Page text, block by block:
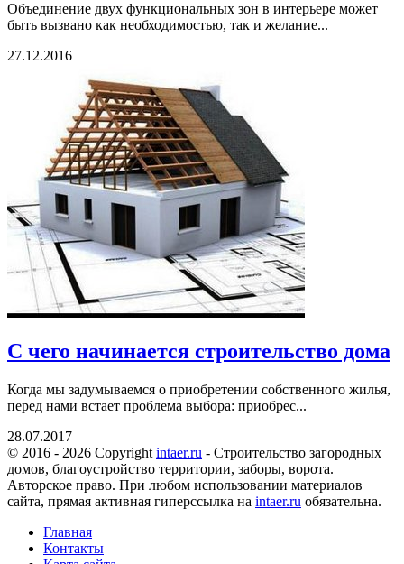
Объединение двух функциональных зон в интерьере может
быть вызвано как необходимостью, так и желание...
27.12.2016
С чего начинается строительство дома
Когда мы задумываемся о приобретении собственного жилья,
перед нами встает проблема выбора: приобрес...
28.07.2017
© 2016 - 2026 Copyright intaer.ru - Cтроительство загородных
домов, благоустройство территории, заборы, ворота.
Авторское право. При любом использовании материалов
сайта, прямая активная гиперссылка на intaer.ru обязательна.
Главная
Контакты